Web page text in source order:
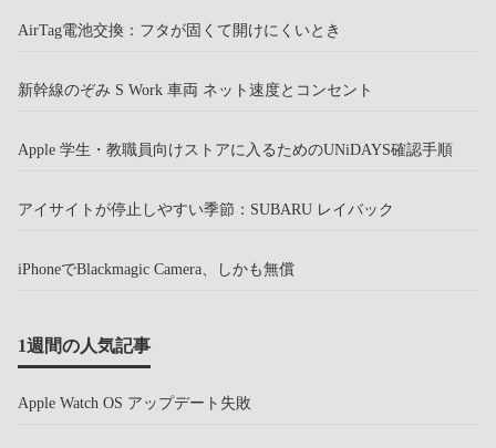
AirTag電池交換：フタが固くて開けにくいとき
新幹線のぞみ S Work 車両 ネット速度とコンセント
Apple 学生・教職員向けストアに入るためのUNiDAYS確認手順
アイサイトが停止しやすい季節：SUBARU レイバック
iPhoneでBlackmagic Camera、しかも無償
1週間の人気記事
Apple Watch OS アップデート失敗